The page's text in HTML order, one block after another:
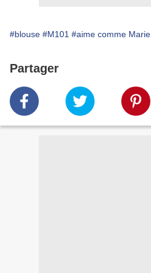
#blouse #M101 #aime comme Marie
Partager